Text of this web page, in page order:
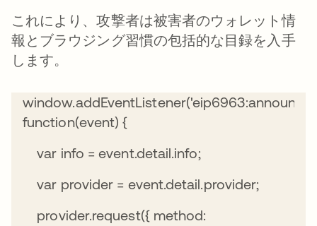
これにより、攻撃者は被害者のウォレット情
報とブラウジング習慣の包括的な目録を入手
します。
function(event) {
var info = event.detail.info;
var provider = event.detail.provider;
provider.request({ method: